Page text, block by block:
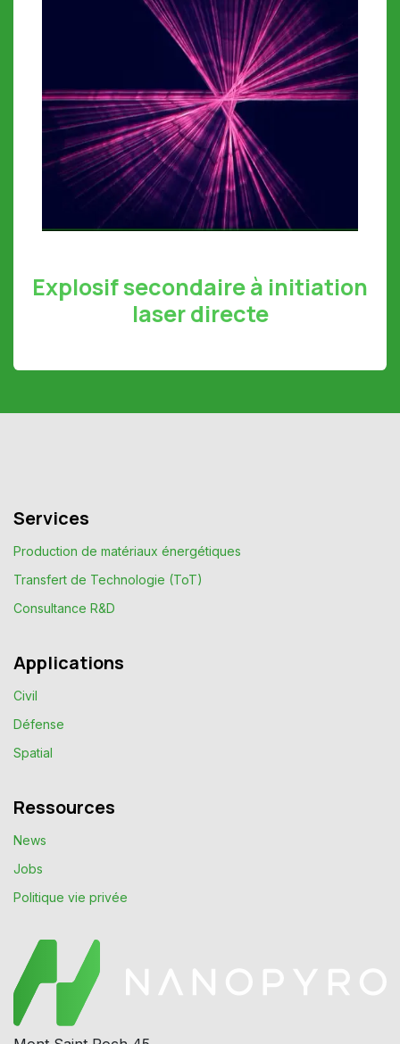
Explosif secondaire à initiation
laser directe
Services
Production de matériaux énergétiques
Transfert de Technologie (ToT)
Consultance R&D
Applications
Civil
Défense
Spatial
Ressources
News
Jobs
Politique vie privée